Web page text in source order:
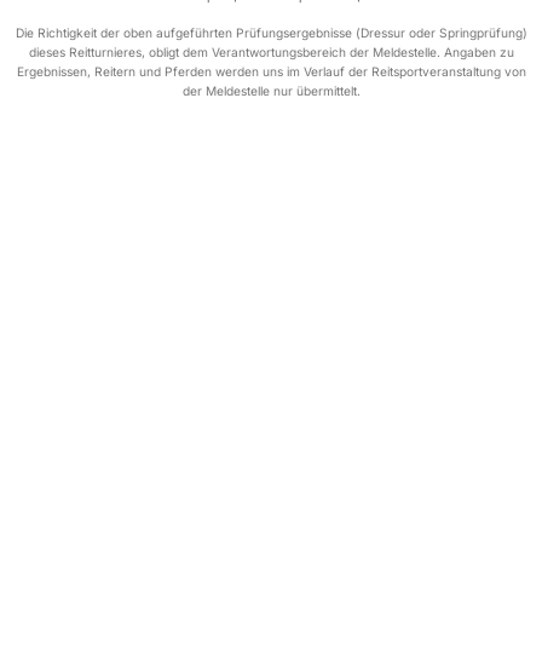
Die Richtigkeit der oben aufgeführten Prüfungsergebnisse (Dressur oder Springprüfung)
dieses Reitturnieres, obligt dem Verantwortungsbereich der Meldestelle. Angaben zu
Ergebnissen, Reitern und Pferden werden uns im Verlauf der Reitsportveranstaltung von
der Meldestelle nur übermittelt.